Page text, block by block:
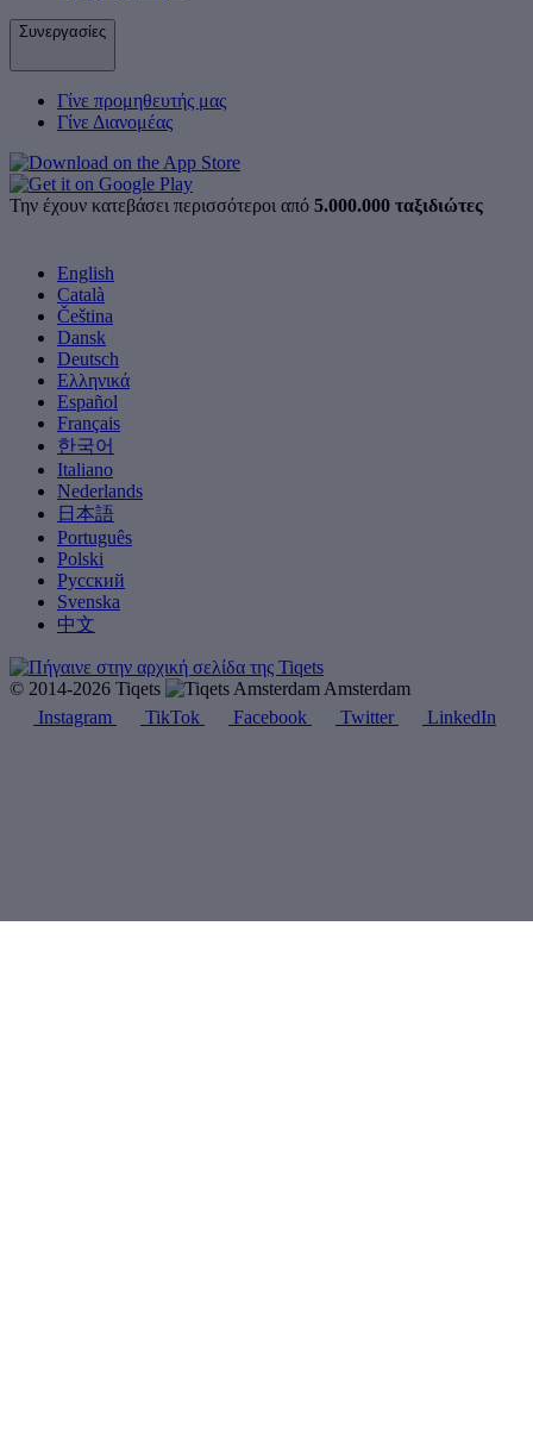
Συνεργασίες
Γίνε προμηθευτής μας
Γίνε Διανομέας
Την έχουν κατεβάσει περισσότεροι από 5.000.000 ταξιδιώτες
English
Català
Čeština
Dansk
Deutsch
Ελληνικά
Español
Français
한국어
Italiano
Nederlands
日本語
Português
Polski
Русский
Svenska
中文
© 2014-2026 Tiqets
Amsterdam
Instagram
TikTok Facebook Twitter LinkedIn